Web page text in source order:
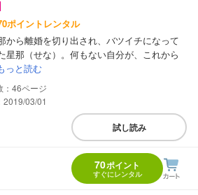
ポイントレンタル
から離婚を切り出され、バツイチになって
星那（せな）。何もない自分が、これから
っと読む
46
2019/03/01
試し読み
70ポイント
すぐにレンタル